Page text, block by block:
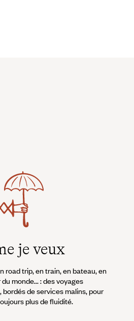
je veux
road trip, en train, en bateau, en
monde... : des voyages
bordés de services malins, pour
plus de fluidité.